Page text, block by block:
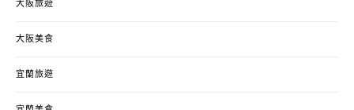
大阪旅遊
大阪美食
宜蘭旅遊